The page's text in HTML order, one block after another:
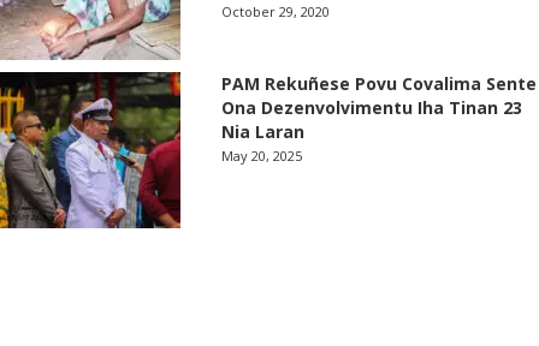
October 29, 2020
PAM Rekuñese Povu Covalima Sente
Ona Dezenvolvimentu Iha Tinan 23
Nia Laran
May 20, 2025